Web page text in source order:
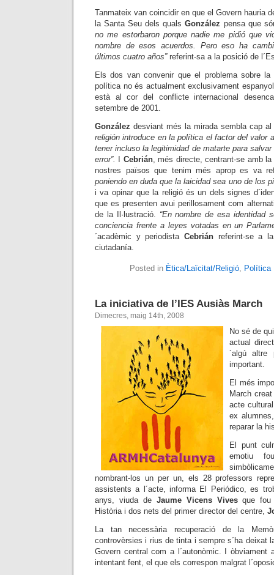
Tanmateix van coincidir en que el Govern hauria
la Santa Seu dels qualsGonzález pensa que
no me estorbaron porque nadie me pidió que
nombre de esos acuerdos. Pero eso ha
últimos cuatro años”referint-sa a la posició de
Els dos van convenir que el problema sobre
política no és actualment exclusivament
està al cor del conflicte internacional
setembre de 2001.
González desviant més la mirada sembla cap
religión introduce en la política el factor del valor
tener incluso la legitimidad de matarte para
error”.
Cebrián, més directe, centrant-se amb
nostres països que tenim més aprop es va
poniendo en duda que la laicidad sea uno de los
i va opinar que la religió és un dels signes
que es presenten avui perillosament com
de la Il·lustració. “En nombre de esa identidad
conciencia frente a leyes votadas en un
´acadèmic y periodista Cebriánreferint-se a la
ciutadanía.
Posted in Ètica/Laïcitat/Religió, Política
La iniciativa de l’IES Ausiàs March
Dimecres, maig 14th, 2008
No sé de
actual
´algú
important.
El més
March
acte
ex
reparar la
El punt
emotiu
nombrant-los un per un, els 28 professors
assistents a l´acte, informa El Periódico, es
anys, viuda de Jaume Vicens Vivesque fou
Història i dos nets del primer director del centre,
La tan necessària recuperació de la
controvèrsies i rius de tinta i sempre s´ha deixat
Govern central com a l´autonòmic. I òbviament
intentant fent, el que els correspon malgrat